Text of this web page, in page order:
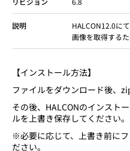
説明
HALCON12.0に
画像を取得するた
【インストール方法】
ファイルをダウンロード後、
その後、HALCONのインスト
ルを上書き保存してください。
※必要に応じて、上書き前に
ださい。